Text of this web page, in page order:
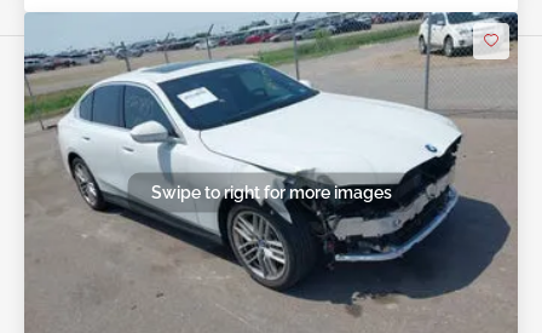
Swipe to right for more images